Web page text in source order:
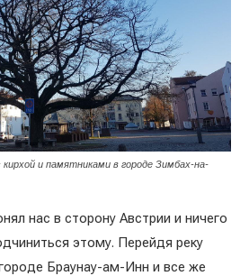
и памятниками в городе Зимбах-на-
нас в сторону Австрии и ничего
этому. Перейдя реку
Браунау-ам-Инн и все же